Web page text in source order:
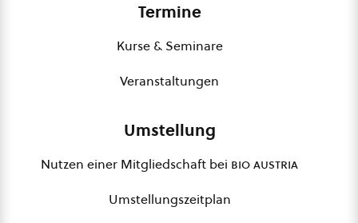
Termine
Kurse & Seminare
Veranstaltungen
Umstellung
Nutzen einer Mitgliedschaft bei bio austria
Umstellungszeitplan